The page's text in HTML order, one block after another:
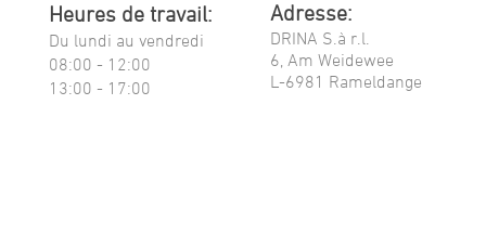
Heures de travail:
Du lundi au vendredi
08:00 - 12:00
13:00 - 17:00
Adresse:
DRINA S.à r.l.
6, Am Weidewee
L-6981 Rameldange